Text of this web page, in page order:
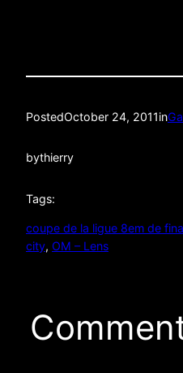
PostedOctober 24, 2011in
bythierry
Tags:
coupe de la ligue 8em de
city, OM – Lens